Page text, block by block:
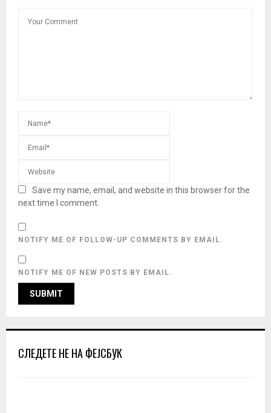
Save my name, email, and website in this browser for the
next time I comment.
NOTIFY ME OF FOLLOW-UP COMMENTS BY EMAIL.
NOTIFY ME OF NEW POSTS BY EMAIL.
СЛЕДЕТЕ НЕ НА ФЕЈСБУК